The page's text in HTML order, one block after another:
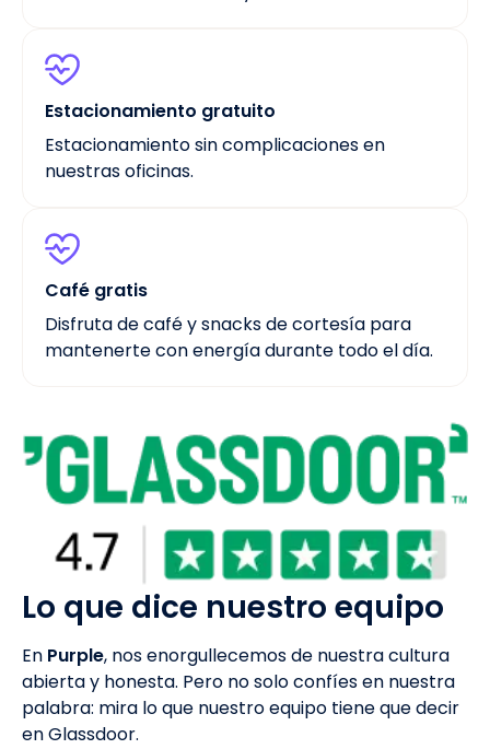
Estacionamiento gratuito
Estacionamiento sin complicaciones en
nuestras oficinas.
Café gratis
Disfruta de café y snacks de cortesía para
mantenerte con energía durante todo el día.
Lo que dice nuestro equipo
En Purple, nos enorgullecemos de nuestra cultura
abierta y honesta. Pero no solo confíes en nuestra
palabra: mira lo que nuestro equipo tiene que decir
en Glassdoor.